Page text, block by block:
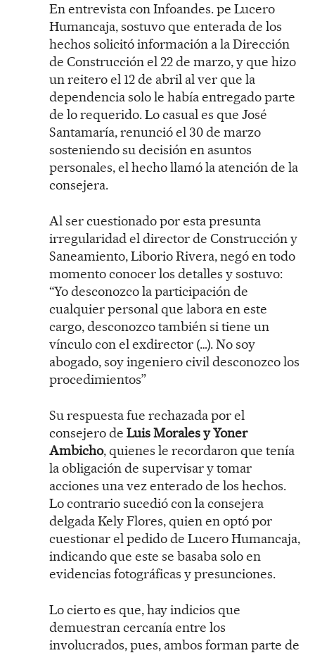
En entrevista con Infoandes. pe Lucero
Humancaja, sostuvo que enterada de los
hechos solicitó información a la Dirección
de Construcción el 22 de marzo, y que hizo
un reitero el 12 de abril al ver que la
dependencia solo le había entregado parte
de lo requerido. Lo casual es que José
Santamaría, renunció el 30 de marzo
sosteniendo su decisión en asuntos
personales, el hecho llamó la atención de la
consejera.
Al ser cuestionado por esta presunta
irregularidad el director de Construcción y
Saneamiento, Liborio Rivera, negó en todo
momento conocer los detalles y sostuvo:
“Yo desconozco la participación de
cualquier personal que labora en este
cargo, desconozco también si tiene un
vínculo con el exdirector (…). No soy
abogado, soy ingeniero civil desconozco los
procedimientos”
Su respuesta fue rechazada por el
consejero de Luis Morales y Yoner
Ambicho, quienes le recordaron que tenía
la obligación de supervisar y tomar
acciones una vez enterado de los hechos.
Lo contrario sucedió con la consejera
delgada Kely Flores, quien en optó por
cuestionar el pedido de Lucero Humancaja,
indicando que este se basaba solo en
evidencias fotográficas y presunciones.
Lo cierto es que, hay indicios que
demuestran cercanía entre los
involucrados, pues, ambos forman parte de